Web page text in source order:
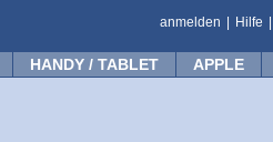
anmelden Hilfe
HANDY / TABLET APPLE